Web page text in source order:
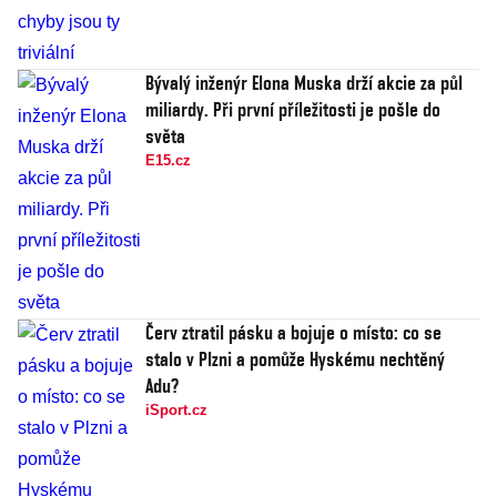
Bývalý inženýr Elona Muska drží akcie za půl
miliardy. Při první příležitosti je pošle do
světa
E15.cz
Červ ztratil pásku a bojuje o místo: co se
stalo v Plzni a pomůže Hyskému nechtěný
Adu?
iSport.cz